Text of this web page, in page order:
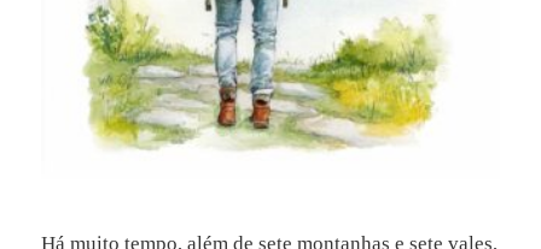
Há muito tempo, além de sete montanhas e sete vales,